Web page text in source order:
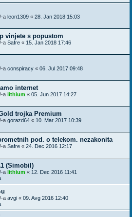
a leon1309 « 28. Jan 2018 15:03
vinjete s popustom
a Safre « 15. Jan 2018 17:46
a conspiracy « 06. Jul 2017 09:48
internet
a lithium « 05. Jun 2017 14:27
trojka Premium
a gorazd64 « 10. Mar 2017 10:39
pod. o telekom. nezakonita
a Safre « 24. Dec 2016 12:17
(Simobil)
a lithium « 12. Dec 2016 11:41
a avgi « 09. Avg 2016 12:40